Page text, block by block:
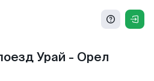
Урай - Орел